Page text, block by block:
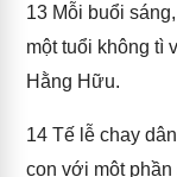
13 Mỗi buổi
một tuổi không tì
Hằng Hữu.
14 Tế lễ chay
con với một